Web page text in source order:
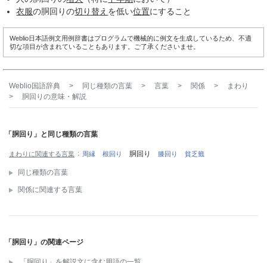
衣服の胴回りの切り替え を低い位置にすること
Weblio日本語例文用例辞書はプログラムで機械的に例文を生成しているため、不適
切な項目が含まれていることもあります。ご了承くださいませ。
Weblio国語辞典 > 同じ種類の言葉 > 言葉 > 関係 >
まわり
>
胴回り の意味・解説
「胴回り」と同じ種類の言葉
まわりに関連する言葉 周縁 根回り 胴回り 膝回り 貧乏籤
同じ種類の言葉
関係に関連する言葉
「胴回り」の関連ページ